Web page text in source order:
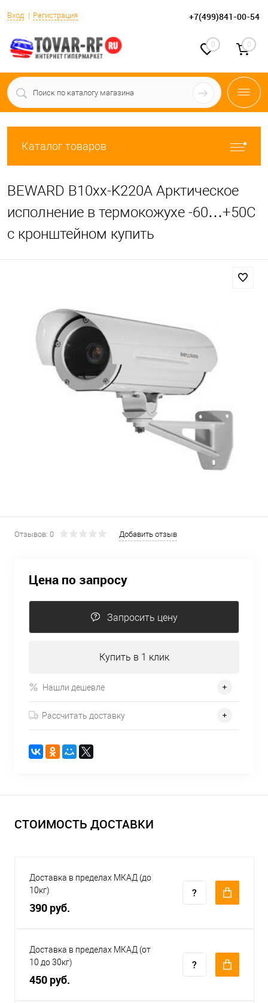
Вход Регистрация +7(499)841-00-54
0 0
Каталог товаров
BEWARD B10xx-K220A Арктическое
исполнение в термокожухе -60…+50С
с кронштейном купить
Отзывов: 0 Добавить отзыв
Цена по запросу
Запросить цену
Купить в 1 клик
Нашли дешевле
Рассчитать доставку
СТОИМОСТЬ ДОСТАВКИ
Доставка в пределах МКАД (до
10кг)
390 руб.
Доставка в пределах МКАД (от
10 до 30кг)
450 руб.